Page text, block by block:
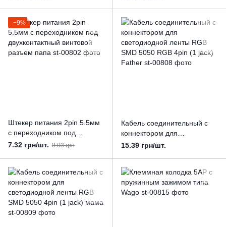
−9%
Штекер питания 2pin 5.5мм
c переходником под
двухконтактный винтовой
7.32 грн/шт. 8.03 грн
Кабель соединительный с
коннектором для
светодиодной ленты RGB
15.39 грн/шт.